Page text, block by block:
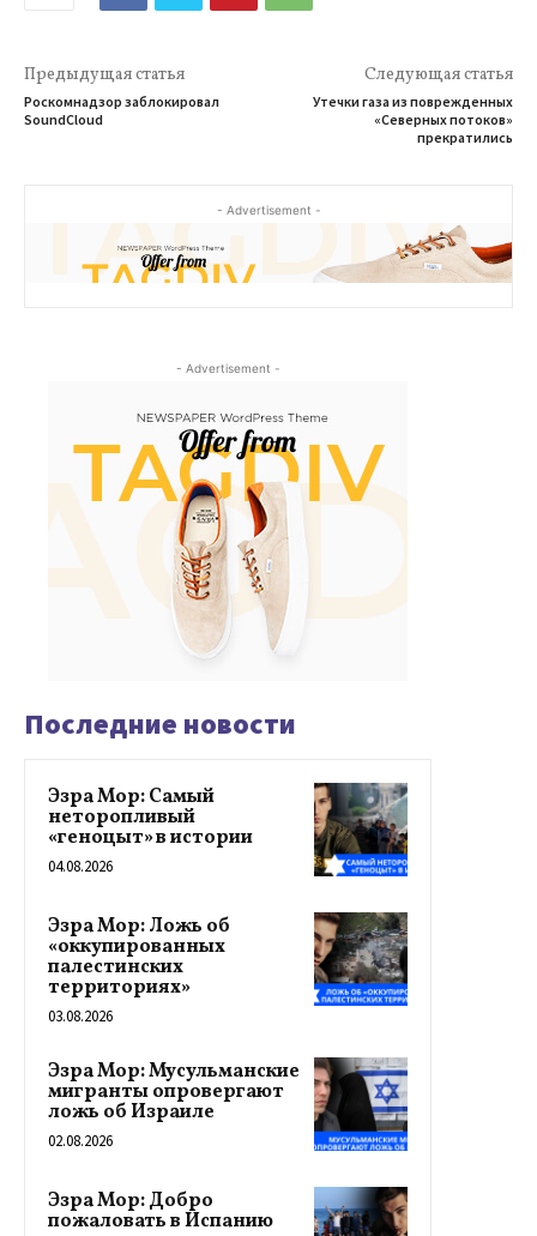
Предыдущая статья
Роскомнадзор заблокировал
SoundCloud
Следующая статья
Утечки газа из поврежденных
«Северных потоков»
прекратились
- Advertisement -
- Advertisement -
Последние новости
Эзра Мор: Самый
неторопливый
«геноцыт» в истории
04.08.2026
Эзра Мор: Ложь об
«оккупированных
палестинских
территориях»
03.08.2026
Эзра Мор: Мусульманские
мигранты опровергают
ложь об Израиле
02.08.2026
Эзра Мор: Добро
пожаловать в Испанию